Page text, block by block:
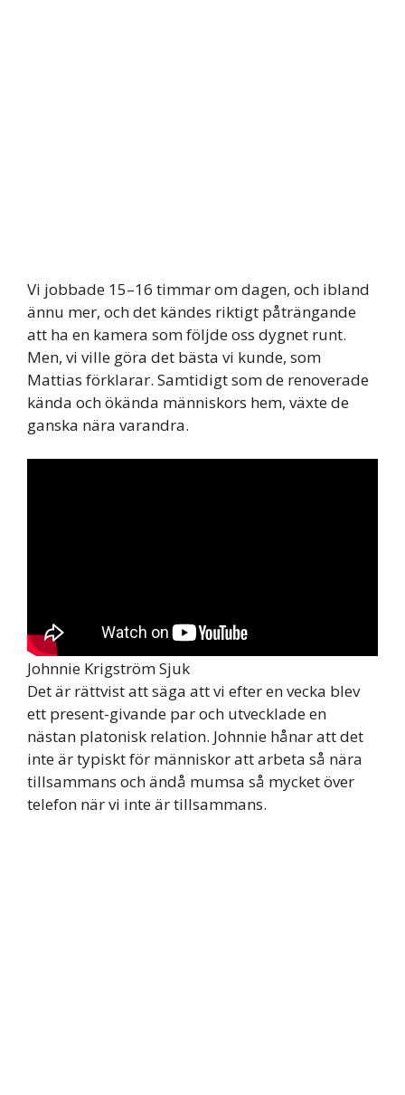
Vi jobbade 15–16 timmar om dagen, och ibland
ännu mer, och det kändes riktigt påträngande
att ha en kamera som följde oss dygnet runt.
Men, vi ville göra det bästa vi kunde, som
Mattias förklarar. Samtidigt som de renoverade
kända och ökända människors hem, växte de
ganska nära varandra.
Johnnie Krigström Sjuk
Det är rättvist att säga att vi efter en vecka blev
ett present-givande par och utvecklade en
nästan platonisk relation. Johnnie hånar att det
inte är typiskt för människor att arbeta så nära
tillsammans och ändå mumsa så mycket över
telefon när vi inte är tillsammans.